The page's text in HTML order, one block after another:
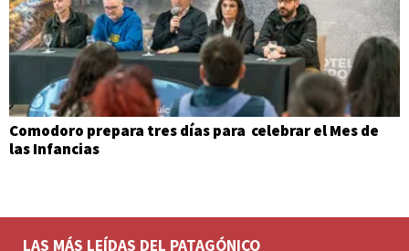
Comodoro prepara tres días para celebrar el Mes de
las Infancias
LAS MÁS LEÍDAS DEL PATAGÓNICO